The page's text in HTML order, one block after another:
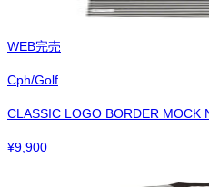
WEB完売
Cph/Golf
CLASSIC LOGO BORDER MOCK
¥9,900